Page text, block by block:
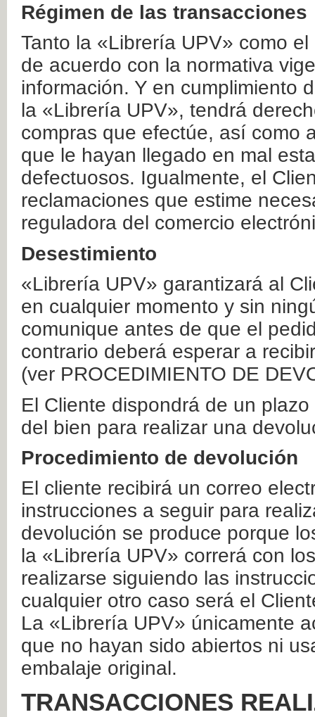
Régimen de las transacciones
Tanto la «Librería UPV» como
de acuerdo con la normativa
información. Y en cumplimiento
la «Librería UPV», tendrá
compras que efectúe, así como
que le hayan llegado en mal
defectuosos. Igualmente, el
reclamaciones que estime
reguladora del comercio
Desestimiento
«Librería UPV» garantizará al
en cualquier momento y sin
comunique antes de que el
contrario deberá esperar a
(ver PROCEDIMIENTO DE
El Cliente dispondrá de un
del bien para realizar una
Procedimiento de devolución
El cliente recibirá un correo
instrucciones a seguir para
devolución se produce porque
la «Librería UPV» correrá con
realizarse siguiendo las
cualquier otro caso será el
La «Librería UPV» únicamente
que no hayan sido abiertos ni
embalaje original.
TRANSACCIONES